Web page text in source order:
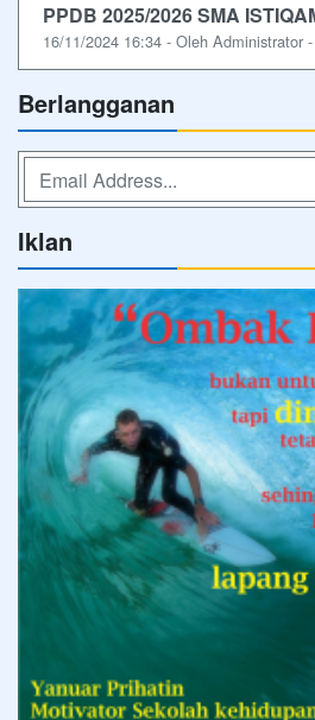
PPDB 2025/2026 SMA
16/11/2024 16:34 - Oleh Administrator
Berlangganan
Iklan